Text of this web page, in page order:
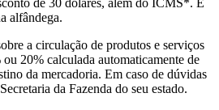
alfândega.
a circulação de produtos e serviços
20% calculada automaticamente de
da mercadoria. Em caso de dúvidas
da Fazenda do seu estado.